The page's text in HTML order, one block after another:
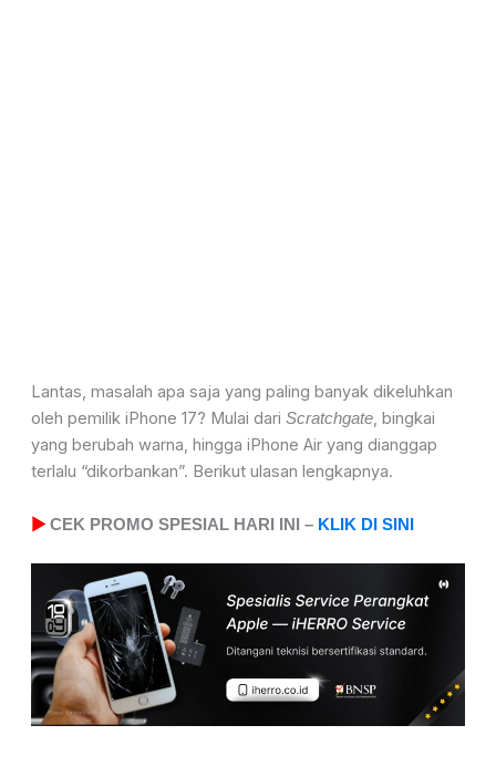
Lantas, masalah apa saja yang paling banyak dikeluhkan
oleh pemilik iPhone 17? Mulai dari Scratchgate, bingkai
yang berubah warna, hingga iPhone Air yang dianggap
terlalu “dikorbankan”. Berikut ulasan lengkapnya.
▶CEK PROMO SPESIAL HARI INI – KLIK DI SINI